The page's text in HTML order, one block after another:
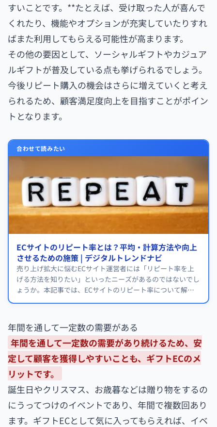
すいことです。**たとえば、受け取った人が喜んで
くれたり、機能やオプションが充実していたりすれ
ばまた利用してもらえる可能性が高まります。
その他の要因として、ソーシャルギフトやカジュア
ルギフトが普及している点も挙げられるでしょう。
今後リピート購入の機会はさらに増えていくと考え
られるため、顧客満足度向上を目指すことがポイン
トとなります。
合わせて読みたい
ECサイトのリピート率とは？平均・計算方法や向上
させるための施策 | デジタルトレンドナビ
売り上げ拡大に悩むECサイト運営者には「リピート率を上
げる方法を知りたい」といったニーズがあるのではないでし
ょうか。本記事では、ECサイトのリピート率について解説
年間を通して一定数の需要がある
年間を通して一定数の需要があり続けるため、安
定して顧客を獲得しやすいことも、ギフトECのメ
リットです。
誕生日やクリスマス、お歳暮などは贈り物をするの
にうってつけのイベントであり、年間で複数回あり
ます。ギフトECとして気に入ってもらえれば、イベ